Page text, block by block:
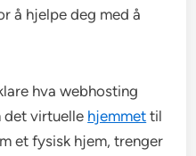
å hjelpe deg med å
hva webhosting
det virtuelle hjemmet til
et fysisk hjem, trenger